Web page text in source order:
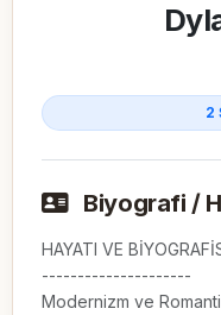
2
Biyografi /
HAYATI VE
---------------------
Modernizm ve